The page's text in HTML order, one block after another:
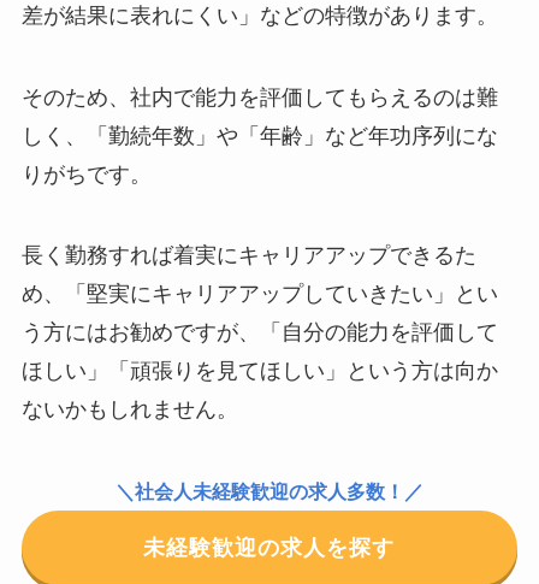
差が結果に表れにくい」などの特徴があります。
そのため、社内で能力を評価してもらえるのは難
しく、「勤続年数」や「年齢」など年功序列にな
りがちです。
長く勤務すれば着実にキャリアアップできるた
め、「堅実にキャリアアップしていきたい」とい
う方にはお勧めですが、「自分の能力を評価して
ほしい」「頑張りを見てほしい」という方は向か
ないかもしれません。
＼社会人未経験歓迎の求人多数！／
未経験歓迎の求人を探す